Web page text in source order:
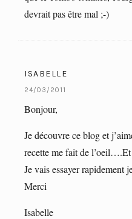
devrait pas être mal ;-)
ISABELLE
24/03/2011
Bonjour,
Je découvre ce blog et
recette me fait de
Je vais essayer rapidement
Merci
Isabelle